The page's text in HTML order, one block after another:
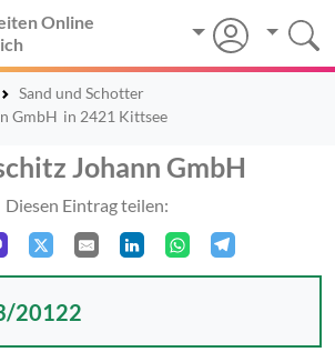
Online
Sand und Schotter
GmbH in 2421 Kittsee
Johann GmbH
Diesen Eintrag teilen:
20122